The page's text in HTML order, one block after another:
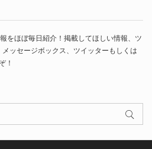
をほぼ毎日紹介！掲載してほしい情報、ツ
ッセージボックス、ツイッターもしくは
！